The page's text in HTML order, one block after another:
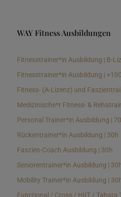
WAY Fitness Ausbildungen
Fitnesstrainer*in Ausbildung | B-
Fitnesstrainer*in Ausbildung |
Fitness- (A-Lizenz) und
Medizinische*r Fitness- &
Personal Trainer*in Ausbildung |
Rückentrainer*in Ausbildung | 30h
Faszien-Coach Ausbildung | 30h
Seniorentrainer*in Ausbildung |
Mobility Trainer*in Ausbildung |
Functional / Cross / HIIT / Tabata